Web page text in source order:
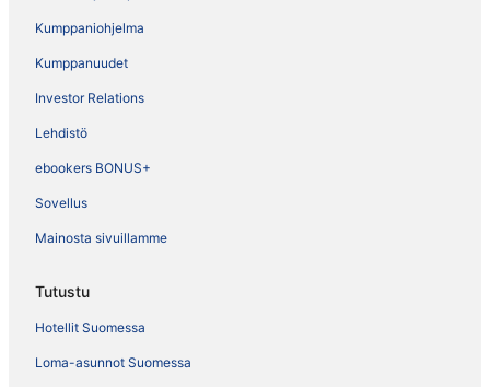
Kumppaniohjelma
Kumppanuudet
Investor Relations
Lehdistö
ebookers BONUS+
Sovellus
Mainosta sivuillamme
Tutustu
Hotellit Suomessa
Loma-asunnot Suomessa